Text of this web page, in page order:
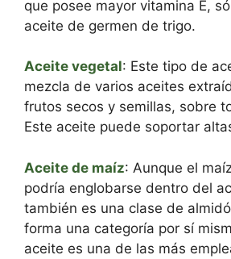
que posee mayor vitamina E,
aceite de germen de trigo.
Aceite vegetal: Este tipo de
mezcla de varios aceites
frutos secos y semillas, sobre
Este aceite puede soportar
Aceite de maíz: Aunque el
podría englobarse dentro del
también es una clase de
forma una categoría por sí
aceite es una de las más